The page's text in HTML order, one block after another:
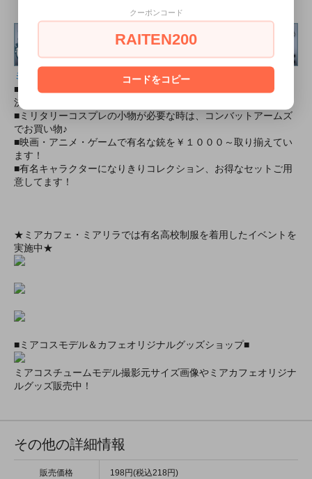
ミリタリー装備品の通販ショップ
■ミリタリー初心者・女性大歓迎！ 送料全国一律￥５００！
決済方法いろいろ！
■ミリタリーコスプレの小物が必要な時は、コンバットアームズ
でお買い物♪
■映画・アニメ・ゲームで有名な銃を￥１０００～取り揃えてい
ます！
■有名キャラクターになりきりコレクション、お得なセットご用
意してます！
★ミアカフェ・ミアリラでは有名高校制服を着用したイベントを
実施中★
■ミアコスモデル＆カフェオリジナルグッズショップ■
ミアコスチュームモデル撮影元サイズ画像やミアカフェオリジナ
ルグッズ販売中！
その他の詳細情報
販売価格 198円(税込218円)
クーポンコード
RAITEN200
コードをコピー